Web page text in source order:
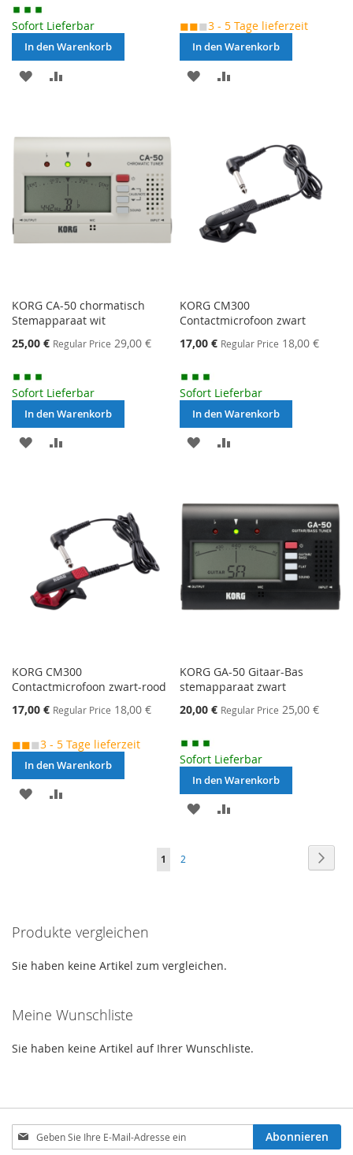
Sofort Lieferbar
In den Warenkorb
MERKEN
◼◼◼3 - 5 Tage lieferzeit
In den Warenkorb
MERKEN
KORG CA-50 chormatisch
Stemapparaat wit
Special
Price
25,00 € Regular Price 29,00 €
Sofort Lieferbar
In den Warenkorb
MERKEN
KORG CM300
Contactmicrofoon zwart
Special
Price
17,00 € Regular Price 18,00 €
Sofort Lieferbar
In den Warenkorb
MERKEN
KORG CM300
Contactmicrofoon zwart-rood
Special
Price
17,00 € Regular Price 18,00 €
◼◼◼3 - 5 Tage lieferzeit
In den Warenkorb
MERKEN
KORG GA-50 Gitaar-Bas
stemapparaat zwart
Special
Price
20,00 € Regular Price 25,00 €
Sofort Lieferbar
In den Warenkorb
MERKEN
Sie
1 Seite
2
Produkte vergleichen
Sie haben keine Artikel zum vergleichen.
Meine Wunschliste
Sie haben keine Artikel auf Ihrer Wunschliste.
Melden
Sie
Abonnieren